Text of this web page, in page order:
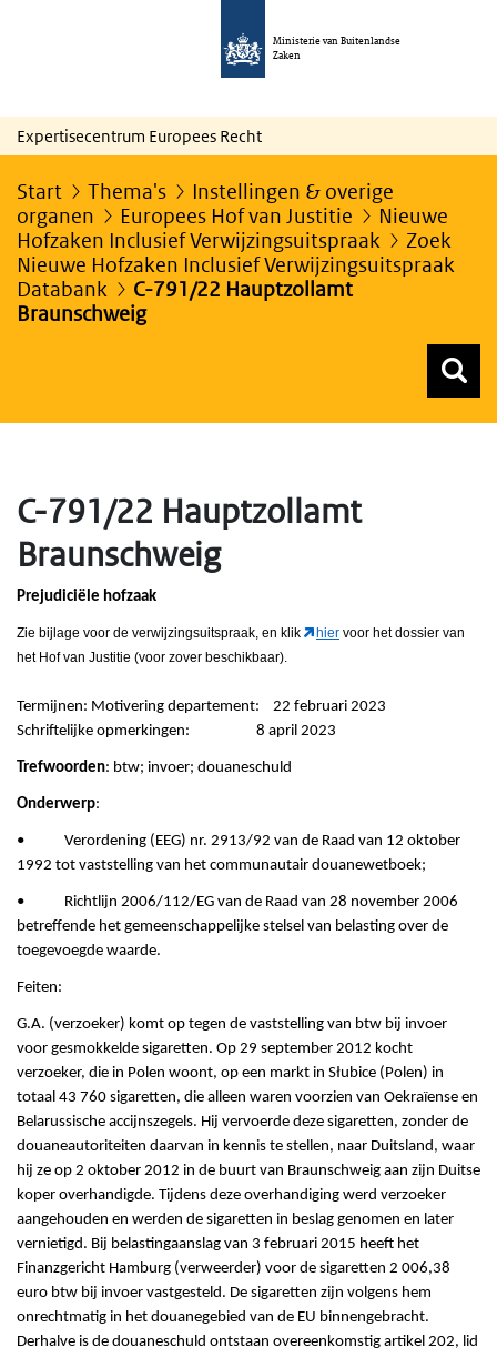
Ministerie van Buitenlandse
Zaken
Expertisecentrum Europees Recht
Start Thema's
Instellingen & overige
organen
Europees Hof van Justitie
Nieuwe
Hofzaken Inclusief Verwijzingsuitspraak
Zoek
Nieuwe Hofzaken Inclusief Verwijzingsuitspraak
Databank
C-791/22 Hauptzollamt
Braunschweig
C-791/22 Hauptzollamt
Braunschweig
Prejudiciële hofzaak
Zie bijlage voor de verwijzingsuitspraak, en klik hier voor het dossier van
het Hof van Justitie (voor zover beschikbaar).
Termijnen: Motivering departement: 22 februari 2023
Schriftelijke opmerkingen: 8 april 2023
Trefwoorden: btw; invoer; douaneschuld
Onderwerp:
• Verordening (EEG) nr. 2913/92 van de Raad van 12 oktober
1992 tot vaststelling van het communautair douanewetboek;
• Richtlijn 2006/112/EG van de Raad van 28 november 2006
betreffende het gemeenschappelijke stelsel van belasting over de
toegevoegde waarde.
Feiten:
G.A. (verzoeker) komt op tegen de vaststelling van btw bij invoer
voor gesmokkelde sigaretten. Op 29 september 2012 kocht
verzoeker, die in Polen woont, op een markt in Słubice (Polen) in
totaal 43 760 sigaretten, die alleen waren voorzien van Oekraïense en
Belarussische accijnszegels. Hij vervoerde deze sigaretten, zonder de
douaneautoriteiten daarvan in kennis te stellen, naar Duitsland, waar
hij ze op 2 oktober 2012 in de buurt van Braunschweig aan zijn Duitse
koper overhandigde. Tijdens deze overhandiging werd verzoeker
aangehouden en werden de sigaretten in beslag genomen en later
vernietigd. Bij belastingaanslag van 3 februari 2015 heeft het
Finanzgericht Hamburg (verweerder) voor de sigaretten 2 006,38
euro btw bij invoer vastgesteld. De sigaretten zijn volgens hem
onrechtmatig in het douanegebied van de EU binnengebracht.
Derhalve is de douaneschuld ontstaan overeenkomstig artikel 202, lid